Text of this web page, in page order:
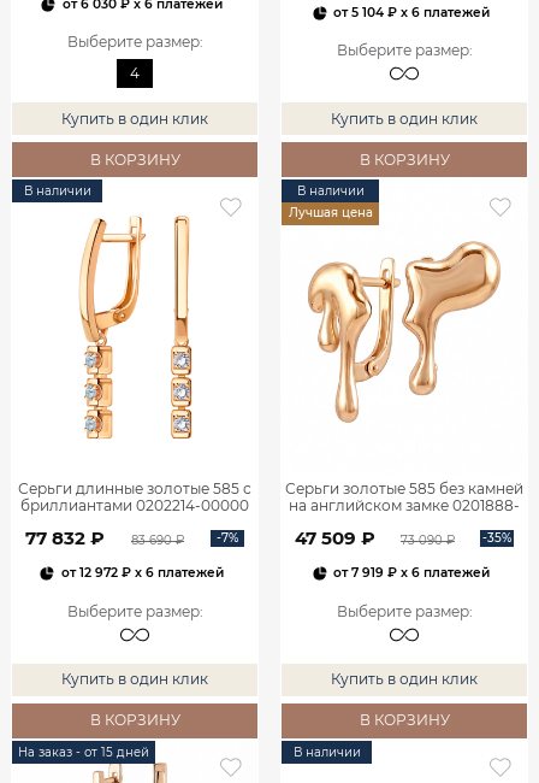
от6 030 ₽x 6 платежей
Выберите размер:
4
Купить в один клик
В КОРЗИНУ
от5 104 ₽ x 6 платежей
Выберите размер:
Купить в один клик
В КОРЗИНУ
В наличии
Серьги длинные золотые 585 с
бриллиантами 0202214-00000
77 832 ₽ 83 690 ₽ -7%
от12 972 ₽x 6 платежей
Выберите размер:
Купить в один клик
В КОРЗИНУ
В наличии
Лучшая цена
Серьги золотые 585 без камней
на английском замке 0201888-
47 509 ₽ 73 090 ₽ -35%
от7 919 ₽ x 6 платежей
Выберите размер:
Купить в один клик
В КОРЗИНУ
На заказ - от 15 дней В наличии